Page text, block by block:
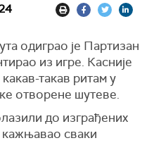
одиграо је Партизан
из игре. Касније
такав ритам у
отворене шутеве.
до изграђених
кажњавао сваки